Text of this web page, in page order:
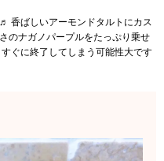
香ばしいアーモンドタルトにカス
のナガノパープルをたっぷり乗せ
ぐに終了してしまう可能性大です